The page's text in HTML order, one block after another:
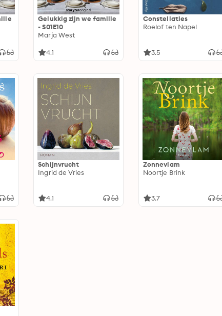
Gelukkig zijn we familie
- S01E10
Marja West
4.1
Constellaties
Roelof ten Napel
3.5
Schijnvrucht
Ingrid de Vries
4.1
Zonnevlam
Noortje Brink
3.7